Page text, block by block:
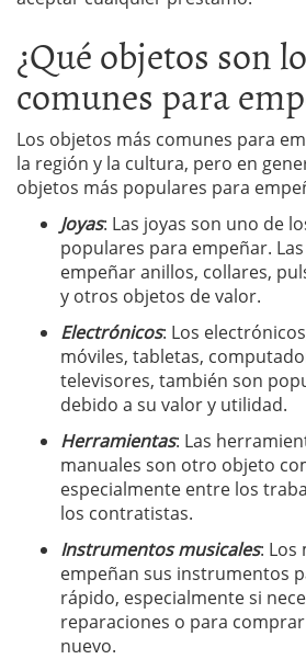
¿Qué objetos son
comunes para
Los objetos más comunes para
la región y la cultura, pero en
objetos más populares para
Joyas: Las joyas son uno de
populares para empeñar.
empeñar anillos, collares,
y otros objetos de valor.
Electrónicos: Los
móviles, tabletas,
televisores, también son
debido a su valor y utilidad.
Herramientas: Las
manuales son otro objeto
especialmente entre los
los contratistas.
Instrumentos musicales: Los
empeñan sus instrumentos
rápido, especialmente si
reparaciones o para
nuevo.